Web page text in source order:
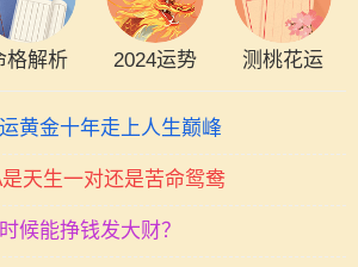
格解析 2024运势 测桃花运
黄金十年走上人生巅峰
天生一对还是苦命鸳鸯
候能挣钱发大财？